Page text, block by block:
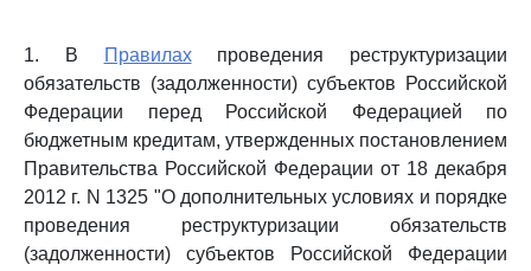
1. В Правилахпроведения реструктуризации
обязательств (задолженности) субъектов Российской
Федерации перед Российской Федерацией по
бюджетным кредитам, утвержденных постановлением
Правительства Российской Федерации от 18 декабря
2012 г. N 1325 "О дополнительных условиях и порядке
проведения реструктуризации обязательств
(задолженности) субъектов Российской Федерации